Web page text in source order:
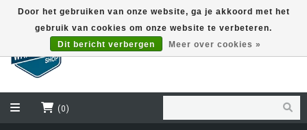
(0)
Door het gebruiken van onze website, ga je akkoord met het
gebruik van cookies om onze website te verbeteren.
Dit bericht verbergen
Meer over cookies »